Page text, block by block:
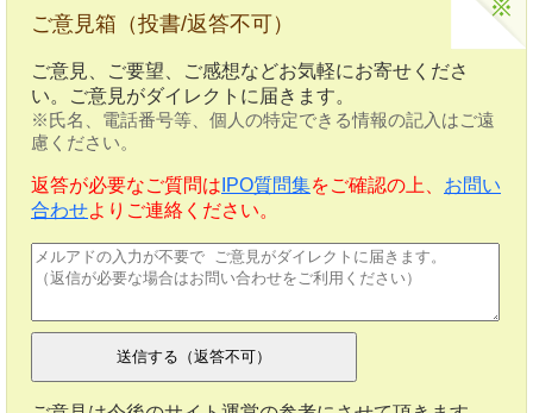
ご意見箱（投書/返答不可）
ご意見、ご要望、ご感想などお気軽にお寄せくださ
い。ご意見がダイレクトに届きます。
※氏名、電話番号等、個人の特定できる情報の記入はご遠
慮ください。
返答が必要なご質問は IPO質問集をご確認の上、 お問い
合わせよりご連絡ください。